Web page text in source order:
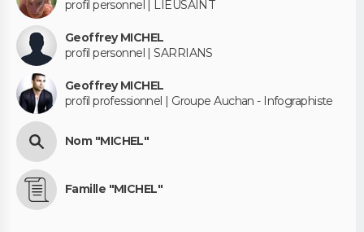
profil personnel | LIEUSAINT
Geoffrey MICHEL
profil personnel | SARRIANS
Geoffrey MICHEL
profil professionnel | Groupe Auchan - Infographiste
Nom "MICHEL"
Famille "MICHEL"